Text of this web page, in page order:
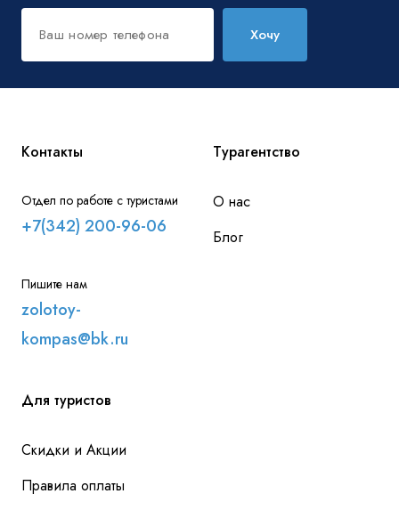
Хочу
Контакты
Отдел по работе с туристами
+7(342) 200-96-06
Пишите нам
zolotoy-
kompas@bk.ru
Турагентство
О нас
Блог
Для туристов
Скидки и Акции
Правила оплаты